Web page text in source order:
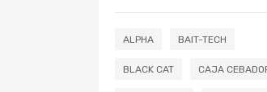
ALPHA BAIT-TECH
BLACK CAT CAJA